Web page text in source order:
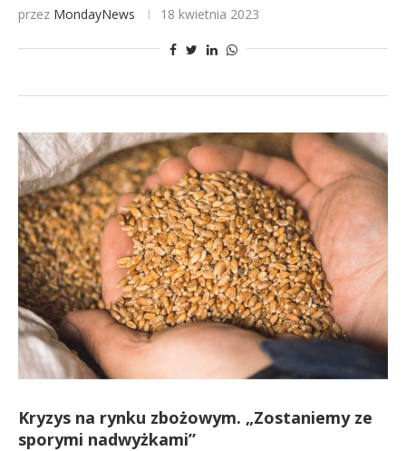
przez MondayNews 18 kwietnia 2023
Kryzys na rynku zbożowym. „Zostaniemy ze
sporymi nadwyżkami”